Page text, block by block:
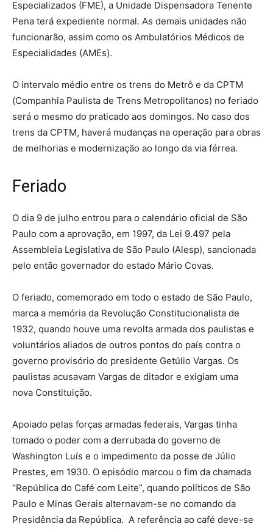
Especializados (FME), a Unidade Dispensadora Tenente
Pena terá expediente normal. As demais unidades não
funcionarão, assim como os Ambulatórios Médicos de
Especialidades (AMEs).
O intervalo médio entre os trens do Metrô e da CPTM
(Companhia Paulista de Trens Metropolitanos) no feriado
será o mesmo do praticado aos domingos. No caso dos
trens da CPTM, haverá mudanças na operação para obras
de melhorias e modernização ao longo da via férrea.
Feriado
O dia 9 de julho entrou para o calendário oficial de São
Paulo com a aprovação, em 1997, da Lei 9.497 pela
Assembleia Legislativa de São Paulo (Alesp), sancionada
pelo então governador do estado Mário Covas.
O feriado, comemorado em todo o estado de São Paulo,
marca a memória da Revolução Constitucionalista de
1932, quando houve uma revolta armada dos paulistas e
voluntários aliados de outros pontos do país contra o
governo provisório do presidente Getúlio Vargas. Os
paulistas acusavam Vargas de ditador e exigiam uma
nova Constituição.
Apoiado pelas forças armadas federais, Vargas tinha
tomado o poder com a derrubada do governo de
Washington Luís e o impedimento da posse de Júlio
Prestes, em 1930. O episódio marcou o fim da chamada
“República do Café com Leite”, quando políticos de São
Paulo e Minas Gerais alternavam-se no comando da
Presidência da República. A referência ao café deve-se